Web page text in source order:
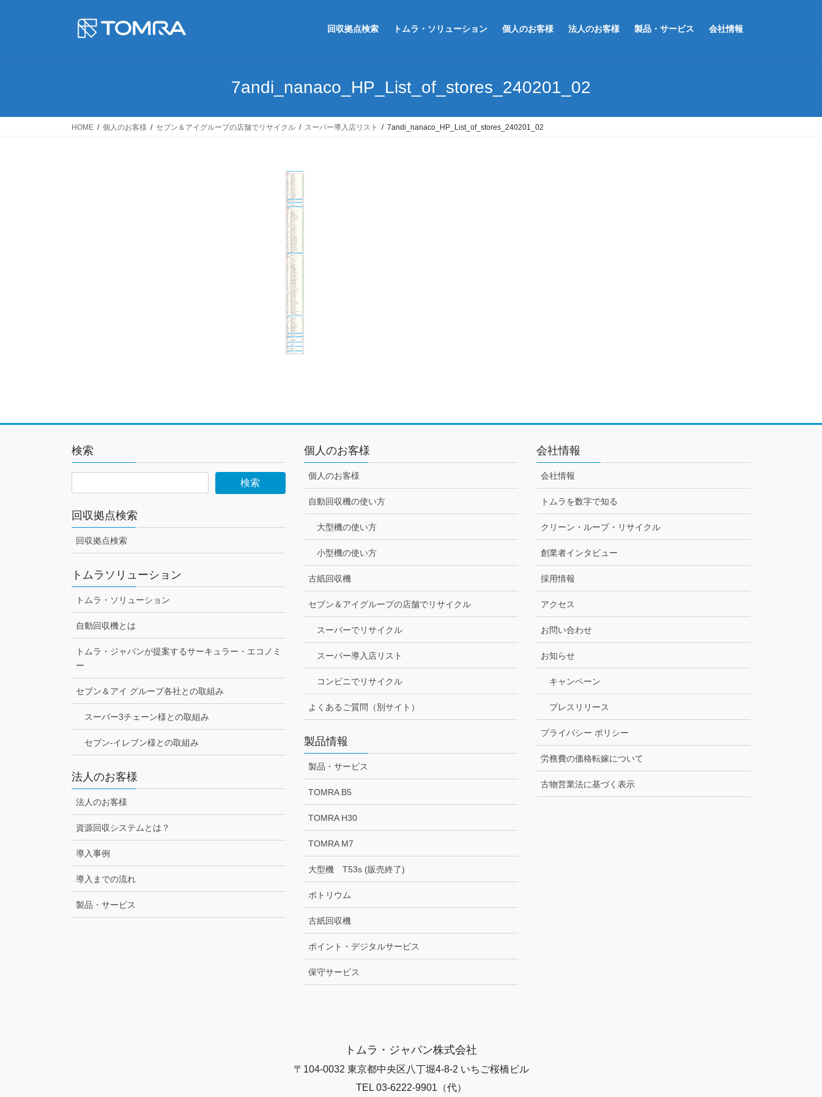
回収拠点検索 トムラ・ソリューション 個人のお客様 法人のお客様 製品・サービス 会社情報
7andi_nanaco_HP_List_of_stores_240201_02
HOME 個人のお客様 セブン＆アイグループの店舗でリサイクル スーパー導入店リスト 7andi_nanaco_HP_List_of_stores_240201_02
検索
回収拠点検索
回収拠点検索
トムラソリューション
トムラ・ソリューション
自動回収機とは
トムラ・ジャパンが提案するサーキュラー・エコノミ
ー
セブン＆アイ グループ各社との取組み
スーパー3チェーン様との取組み
セブン-イレブン様との取組み
法人のお客様
法人のお客様
資源回収システムとは？
導入事例
導入までの流れ
製品・サービス
個人のお客様
個人のお客様
自動回収機の使い方
大型機の使い方
小型機の使い方
古紙回収機
セブン＆アイグループの店舗でリサイクル
スーパーでリサイクル
スーパー導入店リスト
コンビニでリサイクル
よくあるご質問（別サイト）
製品情報
製品・サービス
TOMRA B5
TOMRA H30
TOMRA M7
大型機 T53s (販売終了)
ボトリウム
古紙回収機
ポイント・デジタルサービス
保守サービス
会社情報
会社情報
トムラを数字で知る
クリーン・ループ・リサイクル
創業者インタビュー
採用情報
アクセス
お問い合わせ
お知らせ
キャンペーン
プレスリリース
プライバシー ポリシー
労務費の価格転嫁について
古物営業法に基づく表示
トムラ・ジャパン株式会社
〒104-0032 東京都中央区八丁堀4-8-2 いちご桜橋ビル
TEL 03-6222-9901（代）